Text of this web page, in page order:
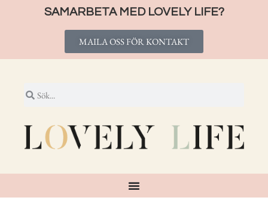
SAMARBETA MED LOVELY LIFE?
MAILA OSS FÖR KONTAKT